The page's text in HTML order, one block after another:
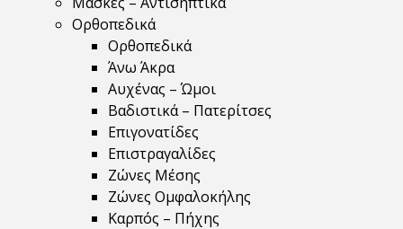
Ορθοπεδικά
Ορθοπεδικά
Άνω Άκρα
Αυχένας – Ώμοι
Βαδιστικά – Πατερίτσες
Επιγονατίδες
Επιστραγαλίδες
Ζώνες Μέσης
Ζώνες Ομφαλοκήλης
Καρπός – Πήχης